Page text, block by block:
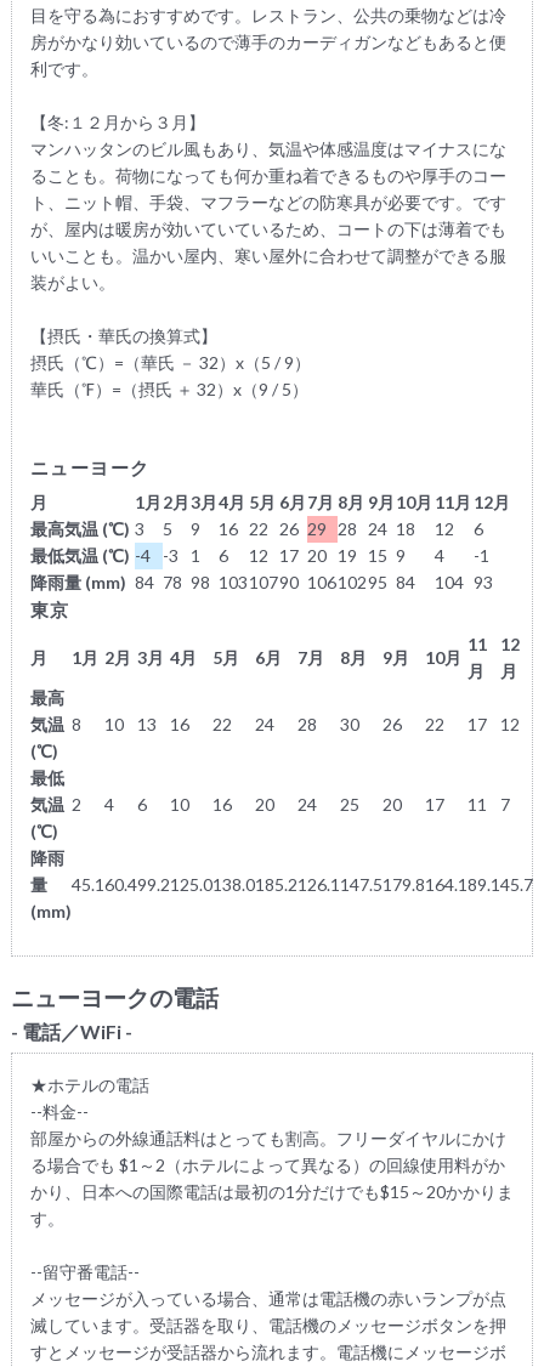
目を守る為におすすめです。レストラン、公共の乗物などは冷
房がかなり効いているので薄手のカーディガンなどもあると便
利です。
【冬:１２月から３月】
マンハッタンのビル風もあり、気温や体感温度はマイナスにな
ることも。荷物になっても何か重ね着できるものや厚手のコー
ト、ニット帽、手袋、マフラーなどの防寒具が必要です。です
が、屋内は暖房が効いていているため、コートの下は薄着でも
いいことも。温かい屋内、寒い屋外に合わせて調整ができる服
装がよい。
【摂氏・華氏の換算式】
摂氏（℃）=（華氏 － 32）x（5 / 9）
華氏（℉）=（摂氏 ＋ 32）x（9 / 5）
ニューヨーク
月 1月 2月3月4月 5月 6月 7月 8月 9月 10月 11月 12月
最高気温 (℃) 3 5 9 16 22 26 29 28 24 18 12
6
最低気温 (℃) -4 -3 1 6 12 17 20 19 15 9 4
-1
降雨量 (mm) 84 78 98 10310790 10610295 84 104 93
東京
月 1月 2月 3月 4月 5月 6月 7月 8月 9月 10月
11
月
12
月
最高
気温
(℃)
8 10 13 16 22 24 28 30 26 22 17 12
最低
気温
(℃)
2 4 6 10 16 20 24 25 20 17 11 7
降雨
量
(mm)
45.160.499.2125.0138.0185.2126.1 147.5179.8164.189.145.7
ニューヨークの電話
- 電話／WiFi -
★ホテルの電話
--料金--
部屋からの外線通話料はとっても割高。フリーダイヤルにかけ
る場合でも $1～2（ホテルによって異なる）の回線使用料がか
かり、日本への国際電話は最初の1分だけでも$15～20かかりま
す。
--留守番電話--
メッセージが入っている場合、通常は電話機の赤いランプが点
滅しています。受話器を取り、電話機のメッセージボタンを押
すとメッセージが受話器から流れます。電話機にメッセージボ